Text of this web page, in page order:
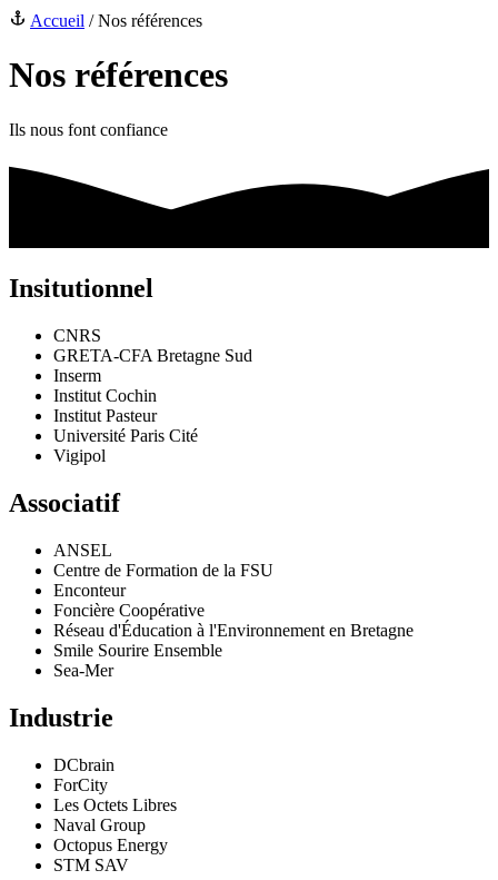
Accueil /Nos références
Nos références
Ils nous font confiance
Insitutionnel
CNRS
GRETA-CFA Bretagne Sud
Inserm
Institut Cochin
Institut Pasteur
Université Paris Cité
Vigipol
Associatif
ANSEL
Centre de Formation de la FSU
Enconteur
Foncière Coopérative
Réseau d'Éducation à l'Environnement en Bretagne
Smile Sourire Ensemble
Sea-Mer
Industrie
DCbrain
ForCity
Les Octets Libres
Naval Group
Octopus Energy
STM SAV